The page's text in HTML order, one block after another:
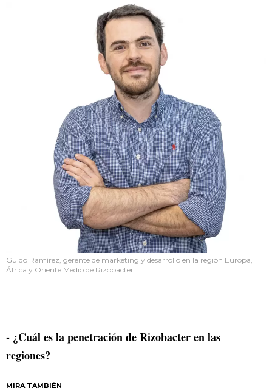
Guido Ramírez, gerente de marketing y desarrollo en la región Europa,
África y Oriente Medio de Rizobacter
- ¿Cuál es la penetración de Rizobacter en las
regiones?
MIRA TAMBIÉN